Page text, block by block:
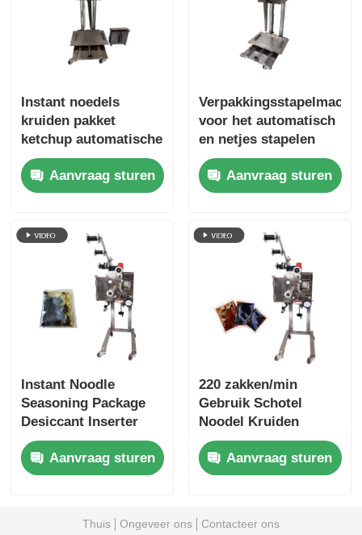
Instant noedels
kruiden pakket
ketchup automatische
zak stapelmachine
om secundaire
vervuiling te
Aanvraag sturen
voor het automatisch
en netjes stapelen
van kruiden zonder
handmatig stapelen
Aanvraag sturen
Instant Noodle
Seasoning Package
Desiccant Inserter
Machine 220
zakken/min
Aanvraag sturen
220 zakken/min
Gebruik Schotel
Noodel Kruiden
Pakket Dispenser
Roestvrij staal
Aanvraag sturen
Thuis Ongeveer ons Contacteer ons